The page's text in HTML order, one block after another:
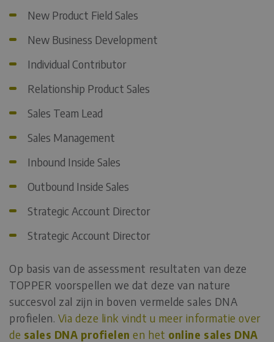
New Product Field Sales
New Business Development
Individual Contributor
Relationship Product Sales
Sales Team Lead
Sales Management
Inbound Inside Sales
Outbound Inside Sales
Strategic Account Director
Strategic Account Director
Op basis van de assessment resultaten van deze
TOPPER voorspellen we dat deze van nature
succesvol zal zijn in boven vermelde sales DNA
profielen. Via deze link vindt u meer informatie over
de sales DNA profielen en het online sales DNA